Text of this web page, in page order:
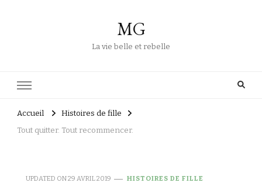
MG
La vie belle et rebelle
Accueil
Histoires de fille
Tout quitter. Tout recommencer.
UPDATED ON29 AVRIL 2019 HISTOIRES DE FILLE